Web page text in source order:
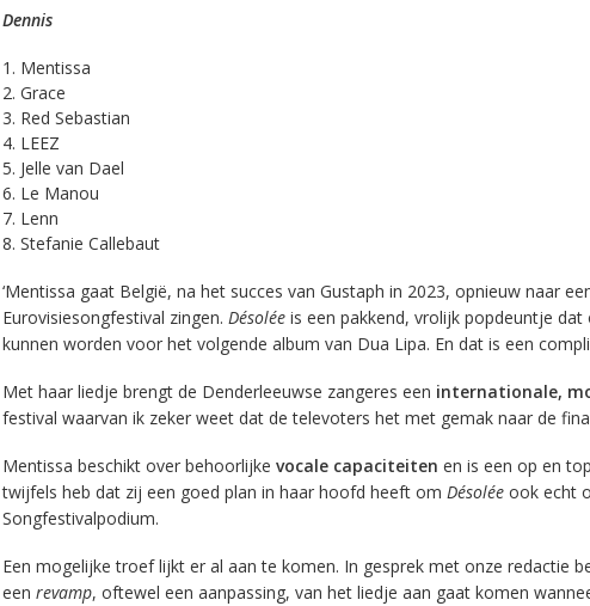
Dennis
Mentissa
Grace
Red Sebastian
LEEZ
Jelle van Dael
Le Manou
Lenn
Stefanie Callebaut
‘Mentissa gaat België, na het succes van Gustaph in 2023, opnieuw naar
Eurovisiesongfestival zingen. Désoléeis een pakkend, vrolijk popdeuntje dat
kunnen worden voor het volgende album van Dua Lipa. En dat is een
Met haar liedje brengt de Denderleeuwse zangeres een internationale,
festival waarvan ik zeker weet dat de televoters het met gemak naar de
Mentissa beschikt over behoorlijke vocale capaciteiten en is een op en top
twijfels heb dat zij een goed plan in haar hoofd heeft om Désoléeook echt
Songfestivalpodium.
Een mogelijke troef lijkt er al aan te komen. In gesprek met onze redactie
een revamp, oftewel een aanpassing, van het liedje aan gaat komen